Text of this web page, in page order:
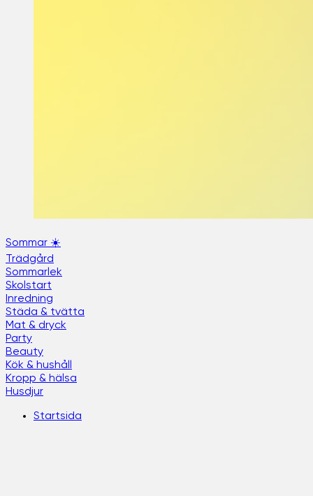
Sommar ☀️
Trädgård
Sommarlek
Skolstart
Inredning
Städa & tvätta
Mat & dryck
Party
Beauty
Kök & hushåll
Kropp & hälsa
Husdjur
Startsida